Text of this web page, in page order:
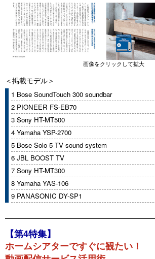
画像をクリックして拡大
＜掲載モデル＞
1 Bose SoundTouch 300 soundbar
2 PIONEER FS-EB70
3 Sony HT-MT500
4 Yamaha YSP-2700
5 Bose Solo 5 TV sound system
6 JBL BOOST TV
7 Sony HT-MT300
8 Yamaha YAS-106
9 PANASONIC DY-SP1
【第4特集】
ホームシアターですぐに観たい！